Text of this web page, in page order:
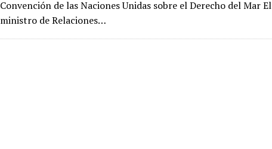
Convención de las Naciones Unidas sobre el Derecho del Mar El
ministro de Relaciones…